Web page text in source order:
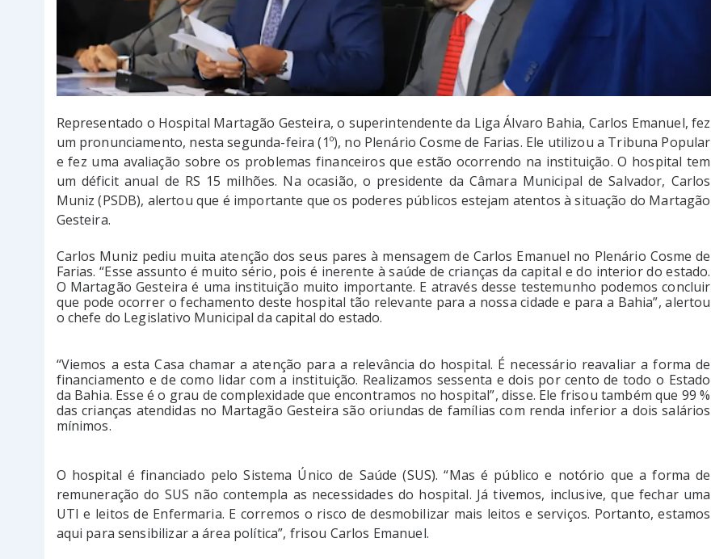
Representado o Hospital Martagão Gesteira, o superintendente da Liga Álvaro Bahia, Carlos Emanuel, fez
um pronunciamento, nesta segunda-feira (1º), no Plenário Cosme de Farias. Ele utilizou a Tribuna Popular
e fez uma avaliação sobre os problemas financeiros que estão ocorrendo na instituição. O hospital tem
um déficit anual de RS 15 milhões. Na ocasião, o presidente da Câmara Municipal de Salvador, Carlos
Muniz (PSDB), alertou que é importante que os poderes públicos estejam atentos à situação do Martagão
Gesteira.
Carlos Muniz pediu muita atenção dos seus pares à mensagem de Carlos Emanuel no Plenário Cosme de
Farias. “Esse assunto é muito sério, pois é inerente à saúde de crianças da capital e do interior do estado.
O Martagão Gesteira é uma instituição muito importante. E através desse testemunho podemos concluir
que pode ocorrer o fechamento deste hospital tão relevante para a nossa cidade e para a Bahia”, alertou
o chefe do Legislativo Municipal da capital do estado.
“Viemos a esta Casa chamar a atenção para a relevância do hospital. É necessário reavaliar a forma de
financiamento e de como lidar com a instituição. Realizamos sessenta e dois por cento de todo o Estado
da Bahia. Esse é o grau de complexidade que encontramos no hospital”, disse. Ele frisou também que 99 %
das crianças atendidas no Martagão Gesteira são oriundas de famílias com renda inferior a dois salários
mínimos.
O hospital é financiado pelo Sistema Único de Saúde (SUS). “Mas é público e notório que a forma de
remuneração do SUS não contempla as necessidades do hospital. Já tivemos, inclusive, que fechar uma
UTI e leitos de Enfermaria. E corremos o risco de desmobilizar mais leitos e serviços. Portanto, estamos
aqui para sensibilizar a área política”, frisou Carlos Emanuel.